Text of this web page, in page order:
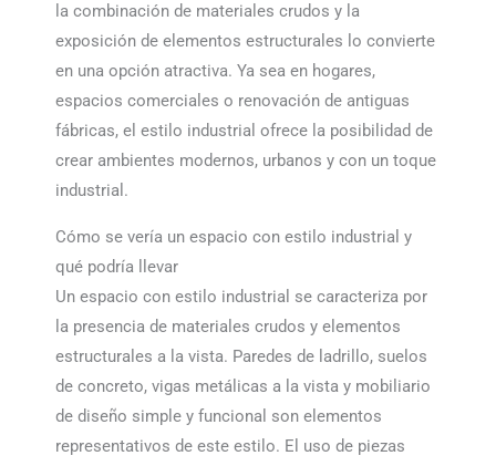
la combinación de materiales crudos y la
exposición de elementos estructurales lo convierte
en una opción atractiva. Ya sea en hogares,
espacios comerciales o renovación de antiguas
fábricas, el estilo industrial ofrece la posibilidad de
crear ambientes modernos, urbanos y con un toque
industrial.
Cómo se vería un espacio con estilo industrial y
qué podría llevar
Un espacio con estilo industrial se caracteriza por
la presencia de materiales crudos y elementos
estructurales a la vista. Paredes de ladrillo, suelos
de concreto, vigas metálicas a la vista y mobiliario
de diseño simple y funcional son elementos
representativos de este estilo. El uso de piezas